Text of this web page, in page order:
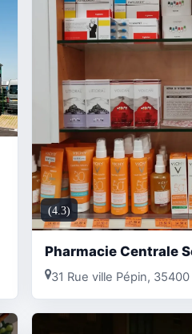
(4.3)
Pharmacie Centrale
31 Rue ville Pépin,